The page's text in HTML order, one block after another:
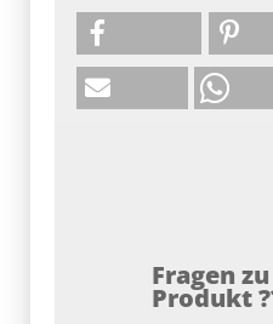
Fragen
Produkt